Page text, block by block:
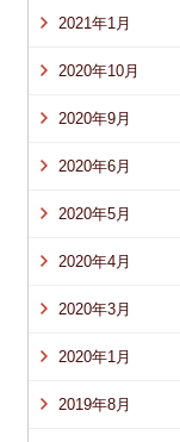
2021年1月
2020年10月
2020年9月
2020年6月
2020年5月
2020年4月
2020年3月
2020年1月
2019年8月